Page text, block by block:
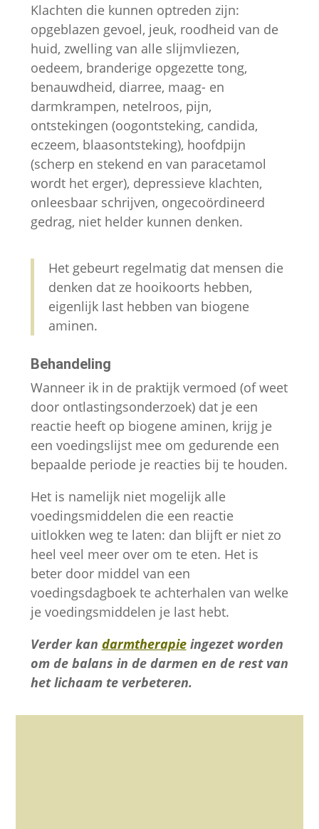
Klachten die kunnen optreden zijn:
opgeblazen gevoel, jeuk, roodheid van de
huid, zwelling van alle slijmvliezen,
oedeem, branderige opgezette tong,
benauwdheid, diarree, maag- en
darmkrampen, netelroos, pijn,
ontstekingen (oogontsteking, candida,
eczeem, blaasontsteking), hoofdpijn
(scherp en stekend en van paracetamol
wordt het erger), depressieve klachten,
onleesbaar schrijven, ongecoördineerd
gedrag, niet helder kunnen denken.
Het gebeurt regelmatig dat mensen die
denken dat ze hooikoorts hebben,
eigenlijk last hebben van biogene
aminen.
Behandeling
Wanneer ik in de praktijk vermoed (of weet
door ontlastingsonderzoek) dat je een
reactie heeft op biogene aminen, krijg je
een voedingslijst mee om gedurende een
bepaalde periode je reacties bij te houden.
Het is namelijk niet mogelijk alle
voedingsmiddelen die een reactie
uitlokken weg te laten: dan blijft er niet zo
heel veel meer over om te eten. Het is
beter door middel van een
voedingsdagboek te achterhalen van welke
je voedingsmiddelen je last hebt.
Verder kan darmtherapieingezet worden
om de balans in de darmen en de rest van
het lichaam te verbeteren.